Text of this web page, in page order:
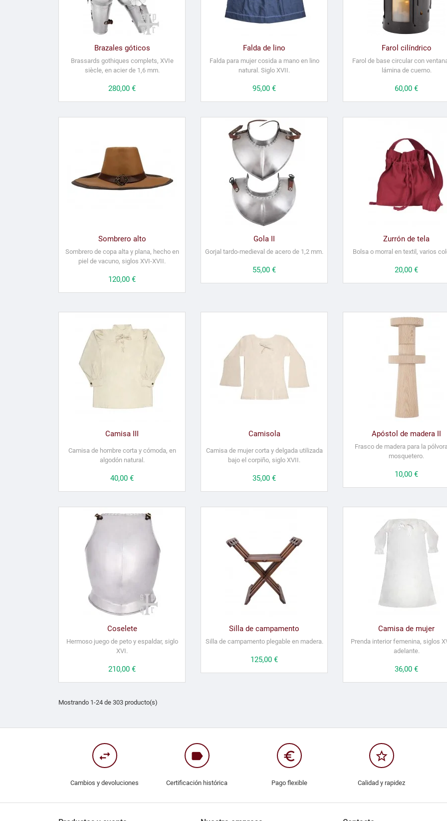
Brazales góticos
Brassards gothiques complets, XVIe
siècle, en acier de 1,6 mm.
Precio
280,00 €
Falda de lino
Falda para mujer cosida a mano en lino
natural. Siglo XVII.
Precio
95,00 €
Farol cilíndrico
Farol de base circular con
lámina de cuerno.
Precio
60,00 €
Sombrero alto
Sombrero de copa alta y plana, hecho en
piel de vacuno, siglos XVI-XVII.
Precio
120,00 €
Gola II
Gorjal tardo-medieval de acero de 1,2 mm.
Precio
55,00 €
Zurrón de tela
Bolsa o morral en textil, varios
Precio
20,00 €
Camisa III
Camisa de hombre corta y cómoda, en
algodón natural.
Precio
40,00 €
Camisola
Camisa de mujer corta y delgada utilizada
bajo el corpiño, siglo XVII.
Precio
35,00 €
Apóstol de madera II
Frasco de madera para la
mosquetero.
Precio
10,00 €
Coselete
Hermoso juego de peto y espaldar, siglo
XVI.
Precio
210,00 €
Silla de campamento
Silla de campamento plegable en madera.
Precio
125,00 €
Camisa de mujer
Prenda interior femenina, siglos
adelante.
Precio
36,00 €
Mostrando 1-24 de 303 producto(s)
swap_horiz
Cambios y devoluciones
label
Certificación histórica
euro_symbol
Pago flexible
star_border
Calidad y rapidez